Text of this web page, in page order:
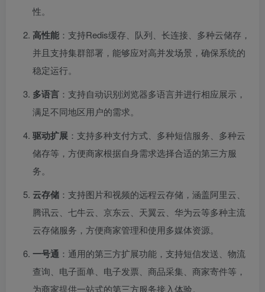
性。
高性能 ：支持Redis缓存、队列、长连接、多种云储存，
并且支持集群部署，能够应对高并发场景，确保系统的
稳定运行。
多语言 ：支持自动识别浏览器多语言并进行相应展示，
满足不同地区用户的需求。
驱动扩展 ：支持多种支付方式、多种短信服务、多种云
储存等，方便商家根据自身需求选择合适的第三方服
务。
云存储 ：支持图片和视频的远程云存储，涵盖阿里云、
腾讯云、七牛云、京东云、天翼云、华为云等多种主流
云存储服务，方便商家管理和使用多媒体资源。
一号通 ：通用的第三方扩展功能，支持短信发送、物流
查询、电子面单、电子发票、商品采集、商家寄件等，
为商家提供一站式的第三方服务接入体验。